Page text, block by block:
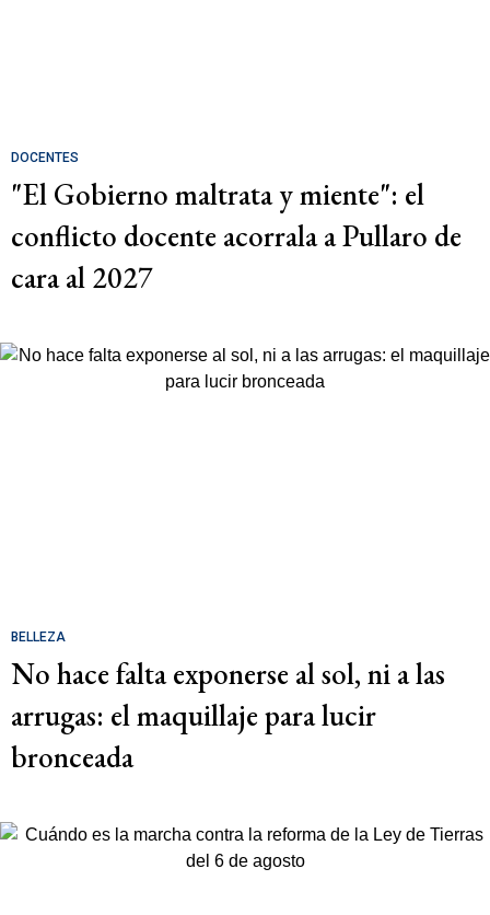
DOCENTES
"El Gobierno maltrata y miente": el
conflicto docente acorrala a Pullaro de
cara al 2027
BELLEZA
No hace falta exponerse al sol, ni a las
arrugas: el maquillaje para lucir
bronceada